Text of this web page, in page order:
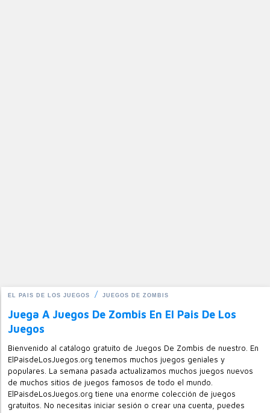
EL PAIS DE LOS JUEGOS JUEGOS DE ZOMBIS
Juega A Juegos De Zombis En El Pais De Los
Juegos
Bienvenido al catálogo gratuito de Juegos De Zombis de nuestro. En
ElPaisdeLosJuegos.org tenemos muchos juegos geniales y
populares. La semana pasada actualizamos muchos juegos nuevos
de muchos sitios de juegos famosos de todo el mundo.
ElPaisdeLosJuegos.org tiene una enorme colección de juegos
gratuitos. No necesitas iniciar sesión o crear una cuenta, puedes